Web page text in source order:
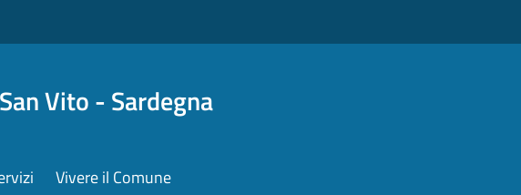
Vito - Sardegna
Vivere il Comune